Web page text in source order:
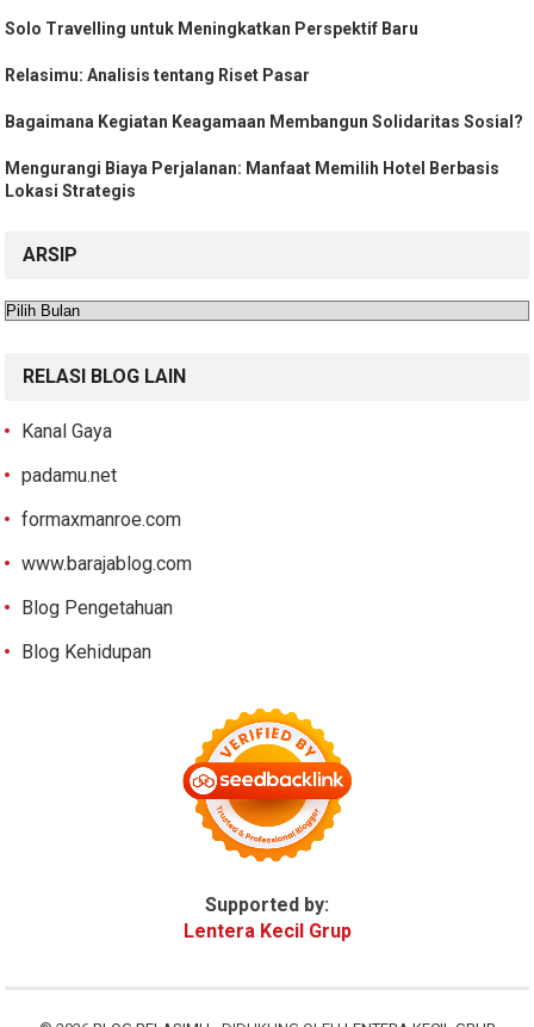
Solo Travelling untuk Meningkatkan Perspektif Baru
Relasimu: Analisis tentang Riset Pasar
Bagaimana Kegiatan Keagamaan Membangun Solidaritas Sosial?
Mengurangi Biaya Perjalanan: Manfaat Memilih Hotel Berbasis
Lokasi Strategis
ARSIP
Arsip
RELASI BLOG LAIN
Kanal Gaya
padamu.net
formaxmanroe.com
www.barajablog.com
Blog Pengetahuan
Blog Kehidupan
Supported by:
Lentera Kecil Grup